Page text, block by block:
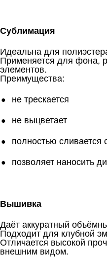
Сублимация
Идеальна для
Применяется для фона,
элементов.
Преимущества:
не трескается
не выцветает
полностью сливается
позволяет наносить
Вышивка
Даёт аккуратный
Подходит для клубной
Отличается высокой
внешним видом.